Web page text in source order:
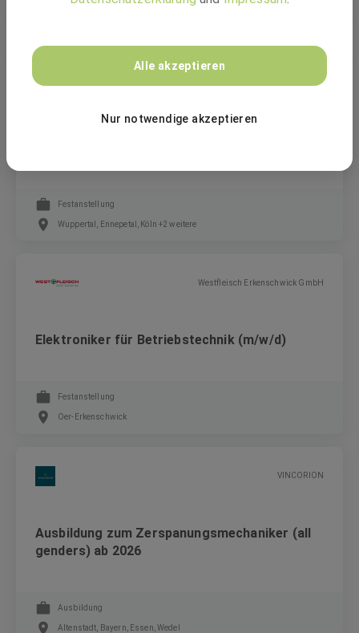
Mitarbeiter Verladung (m/w/d), Staplerfahrer
Festanstellung
Wuppertal, Ennepetal, Köln +2 weitere
Westfleisch Erkenschwick GmbH
Elektroniker für Betriebstechnik (m/w/d)
Festanstellung
Oer-Erkenschwick
VINCORION
Ausbildung zum Zerspanungsmechaniker (all
genders) ab 2026
Ausbildung
Altenstadt, Bayern, Essen, Wedel
Alle akzeptieren
Nur notwendige akzeptieren